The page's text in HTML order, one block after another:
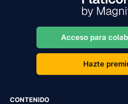
Acceso para
Hazte
CONTENIDO